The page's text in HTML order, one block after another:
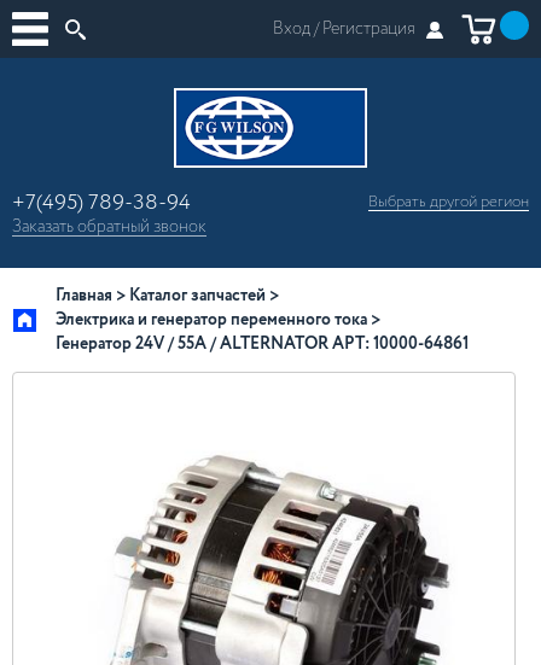
Вход /Регистрация
+7(495) 789-38-94
Заказатьобратный звонок
Выбрать другой регион
Главная
Каталог запчастей
Электрика и генератор переменного тока
Генератор 24V / 55A / ALTERNATOR АРТ: 10000-64861